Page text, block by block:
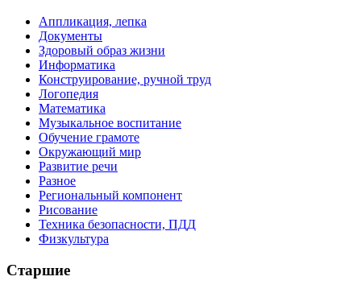
Аппликация, лепка
Документы
Здоровый образ жизни
Информатика
Конструирование, ручной труд
Логопедия
Математика
Музыкальное воспитание
Обучение грамоте
Окружающий мир
Развитие речи
Разное
Региональный компонент
Рисование
Техника безопасности, ПДД
Физкультура
Старшие